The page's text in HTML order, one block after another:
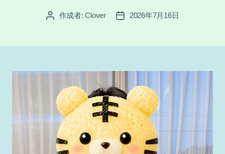
投 作成者:Clover
投
2026年7月16日